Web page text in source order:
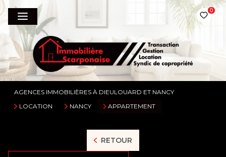
0
AGENCES IMMOBILIÈRES À DIEULOUARD ET NANCY
LOCATION
NANCY APPARTEMENT
RETOUR